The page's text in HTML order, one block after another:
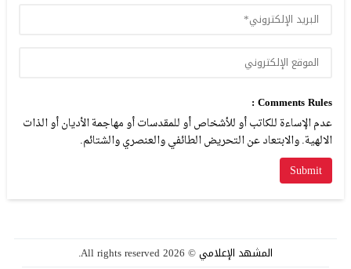
Comments Rules :
عدم الإساءة للكاتب أو للأشخاص أو للمقدسات أو مهاجمة الأديان أو الذات
الالهية. والابتعاد عن التحريض الطائفي والعنصري والشتائم.
المشهد الإعلامي© 2026 All rights reserved.